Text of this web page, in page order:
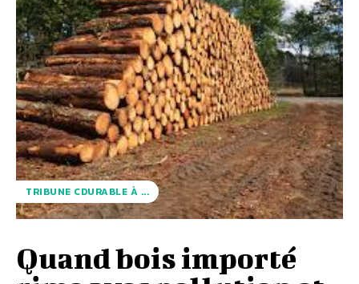
TRIBUNE CDURABLE À ...
Quand bois importé